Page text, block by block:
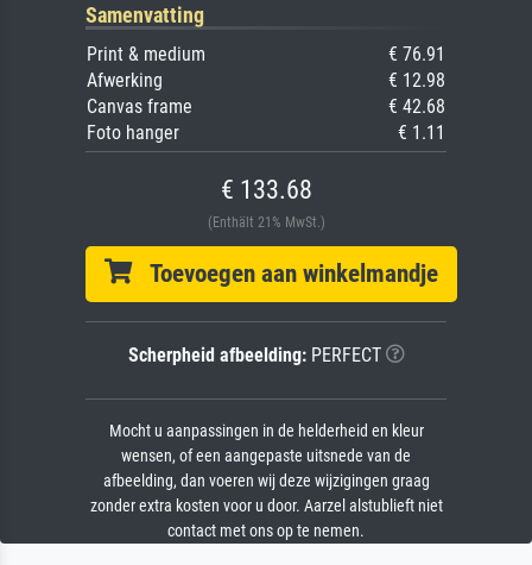
Samenvatting
Print & medium
€ 76.91
Afwerking
€ 12.98
Canvas frame
€ 42.68
Foto hanger
€ 1.11
€ 133.68
(Enthält 21% MwSt.)
Toevoegen aan winkelmandje
Scherpheid afbeelding:PERFECT
Mocht u aanpassingen in de helderheid en kleur
wensen, of een aangepaste uitsnede van de
afbeelding, dan voeren wij deze wijzigingen graag
zonder extra kosten voor u door. Aarzel alstublieft niet
contact met ons op te nemen.